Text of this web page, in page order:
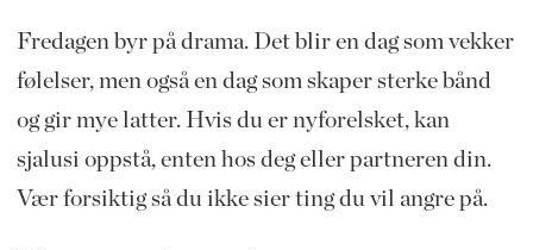
Fredagen byr på drama. Det blir en dag som vekker
følelser, men også en dag som skaper sterke bånd
og gir mye latter. Hvis du er nyforelsket, kan
sjalusi oppstå, enten hos deg eller partneren din.
Vær forsiktig så du ikke sier ting du vil angre på.